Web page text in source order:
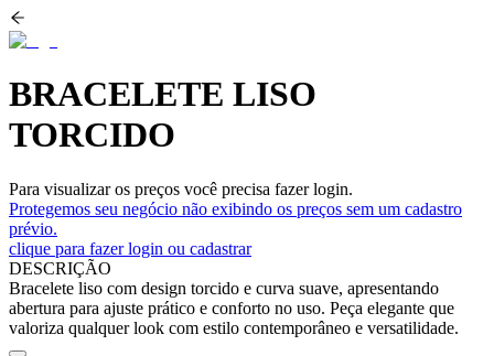
BRACELETE LISO
TORCIDO
Para visualizar os preços você precisa fazer login.
Protegemos seu negócio não exibindo os preços sem um cadastro
prévio.
clique para fazer login ou cadastrar
DESCRIÇÃO
Bracelete liso com design torcido e curva suave, apresentando
abertura para ajuste prático e conforto no uso. Peça elegante que
valoriza qualquer look com estilo contemporâneo e versatilidade.